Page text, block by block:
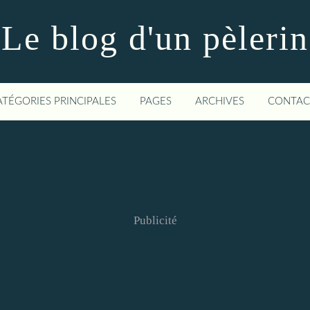
Le blog d'un pèlerin
PRINCIPALES PAGES ARCHIVES
Publicité